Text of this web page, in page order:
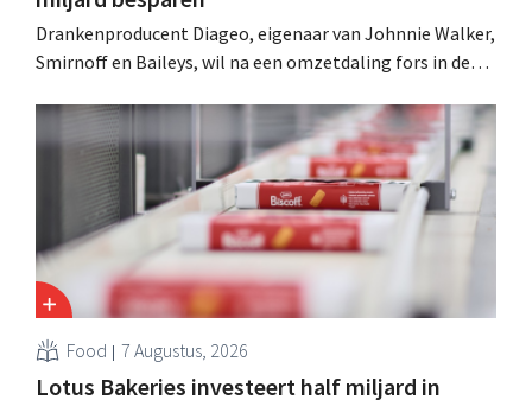
Drankenproducent Diageo, eigenaar van Johnnie Walker,
Smirnoff en Baileys, wil na een omzetdaling fors in de
andere Guiness en voorgemixte cocktails.
Food 7 Augustus, 2026
Lotus Bakeries investeert half miljard in